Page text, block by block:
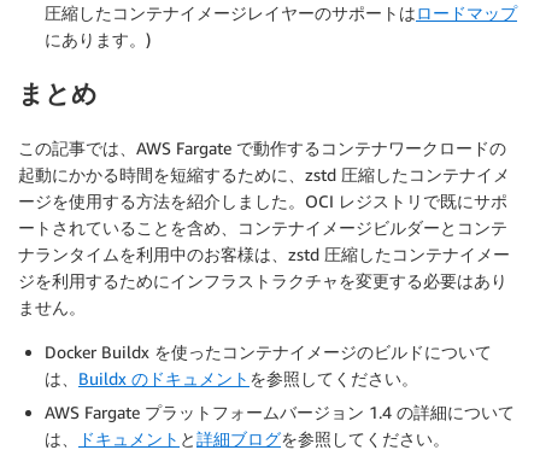
圧縮したコンテナイメージレイヤーのサポートはロードマップ
にあります。)
まとめ
この記事では、AWS Fargate で動作するコンテナワークロードの
起動にかかる時間を短縮するために、zstd 圧縮したコンテナイメ
ージを使用する方法を紹介しました。OCI レジストリで既にサポ
ートされていることを含め、コンテナイメージビルダーとコンテ
ナランタイムを利用中のお客様は、zstd 圧縮したコンテナイメー
ジを利用するためにインフラストラクチャを変更する必要はあり
ません。
Docker Buildx を使ったコンテナイメージのビルドについて
は、 Buildx のドキュメント を参照してください。
AWS Fargate プラットフォームバージョン 1.4 の詳細について
は、
ドキュメント と詳細ブログを参照してください。